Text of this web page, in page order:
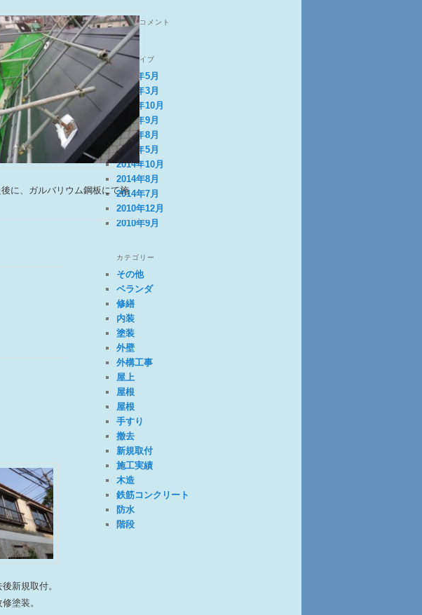
に、ガルバリウム鋼板にて施
新規取付。
塗装。
最近のコメント
アーカイブ
2020年5月
2019年3月
2018年10月
2018年9月
2018年8月
2015年5月
2014年10月
2014年8月
2014年7月
2010年12月
2010年9月
カテゴリー
その他
ベランダ
修繕
内装
塗装
外壁
外構工事
屋上
屋根
屋根
手すり
撤去
新規取付
施工実績
木造
鉄筋コンクリート
防水
階段